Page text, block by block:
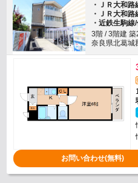
・ＪＲ大和
・ＪＲ大和
・近鉄生駒
3階 / 3階建
奈良県北葛城
お問い合わせ(無料)